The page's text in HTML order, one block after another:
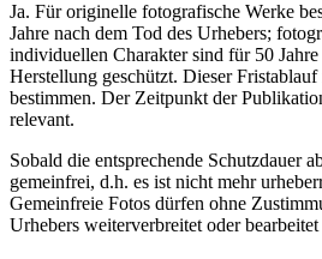
Ja. Für originelle fotografische Werke
Jahre nach dem Tod des Urhebers;
individuellen Charakter sind für 50
Herstellung geschützt. Dieser
bestimmen. Der Zeitpunkt der
relevant.
Sobald die entsprechende Schutzdauer
gemeinfrei, d.h. es ist nicht mehr
Gemeinfreie Fotos dürfen ohne
Urhebers weiterverbreitet oder